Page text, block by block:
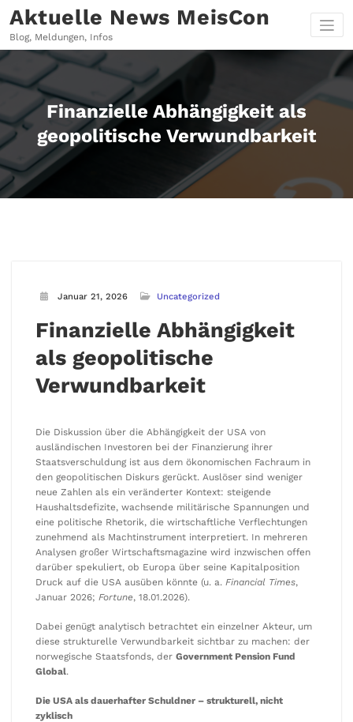
Inhalt
springen
Aktuelle News MeisCon
Blog, Meldungen, Infos
Finanzielle Abhängigkeit als
geopolitische Verwundbarkeit
Januar 21, 2026 Uncategorized
Finanzielle Abhängigkeit
als geopolitische
Verwundbarkeit
Die Diskussion über die Abhängigkeit der USA von
ausländischen Investoren bei der Finanzierung ihrer
Staatsverschuldung ist aus dem ökonomischen Fachraum in
den geopolitischen Diskurs gerückt. Auslöser sind weniger
neue Zahlen als ein veränderter Kontext: steigende
Haushaltsdefizite, wachsende militärische Spannungen und
eine politische Rhetorik, die wirtschaftliche Verflechtungen
zunehmend als Machtinstrument interpretiert. In mehreren
Analysen großer Wirtschaftsmagazine wird inzwischen offen
darüber spekuliert, ob Europa über seine Kapitalposition
Druck auf die USA ausüben könnte (u. a. Financial Times,
Januar 2026; Fortune, 18.01.2026).
Dabei genügt analytisch betrachtet ein einzelner Akteur, um
diese strukturelle Verwundbarkeit sichtbar zu machen: der
norwegische Staatsfonds, der Government Pension Fund
Global.
Die USA als dauerhafter Schuldner – strukturell, nicht
zyklisch